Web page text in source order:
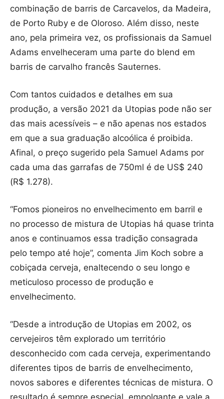
combinação de barris de Carcavelos, da Madeira,
de Porto Ruby e de Oloroso. Além disso, neste
ano, pela primeira vez, os profissionais da Samuel
Adams envelheceram uma parte do blend em
barris de carvalho francês Sauternes.
Com tantos cuidados e detalhes em sua
produção, a versão 2021 da Utopias pode não ser
das mais acessíveis – e não apenas nos estados
em que a sua graduação alcoólica é proibida.
Afinal, o preço sugerido pela Samuel Adams por
cada uma das garrafas de 750ml é de US$ 240
(R$ 1.278).
“Fomos pioneiros no envelhecimento em barril e
no processo de mistura de Utopias há quase trinta
anos e continuamos essa tradição consagrada
pelo tempo até hoje”, comenta Jim Koch sobre a
cobiçada cerveja, enaltecendo o seu longo e
meticuloso processo de produção e
envelhecimento.
“Desde a introdução de Utopias em 2002, os
cervejeiros têm explorado um território
desconhecido com cada cerveja, experimentando
diferentes tipos de barris de envelhecimento,
novos sabores e diferentes técnicas de mistura. O